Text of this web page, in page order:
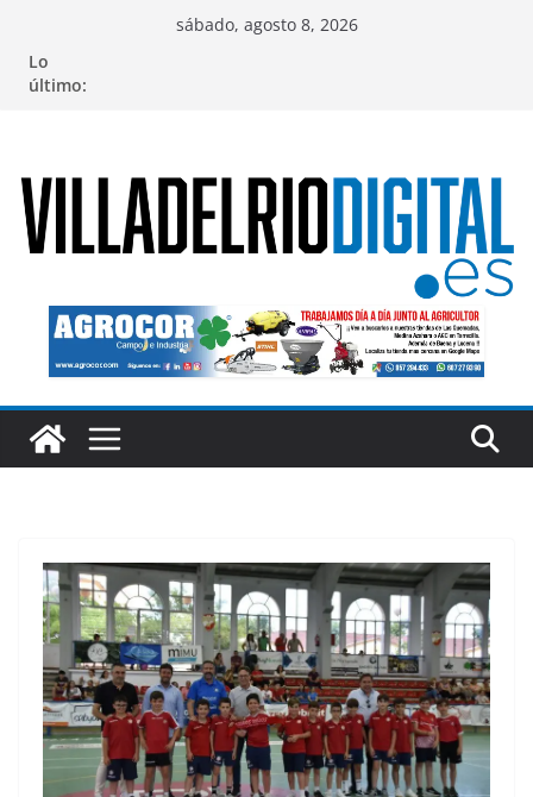
contenido
sábado, agosto 8, 2026
Lo
último: